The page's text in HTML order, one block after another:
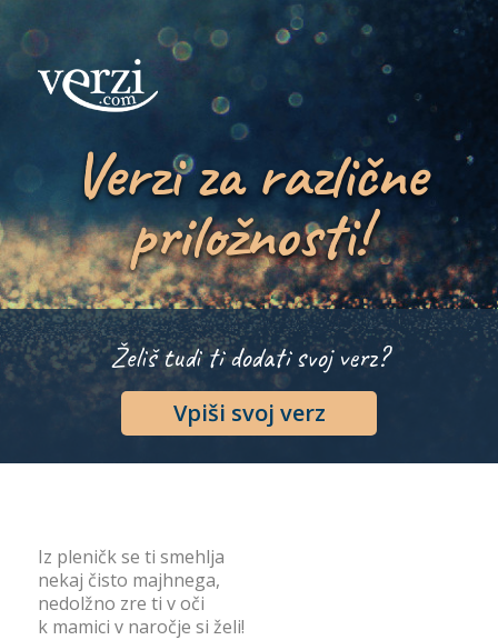
Verzi za različne
priložnosti!
Želiš tudi ti dodati svoj verz?
Vpiši svoj verz
Iz pleničk se ti smehlja
nekaj čisto majhnega,
nedolžno zre ti v oči
k mamici v naročje si želi!